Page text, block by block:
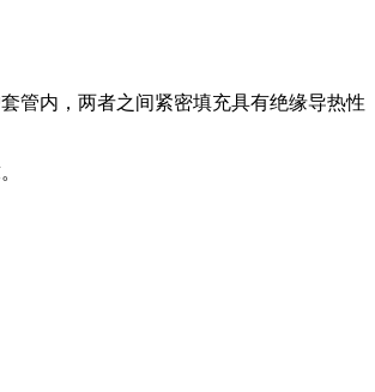
管内，两者之间紧密填充具有绝缘导热性